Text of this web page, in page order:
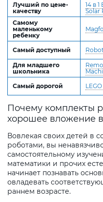
Лучший по цене-
качеству
14 в
Solar
Самому
маленькому
ребенку
Самый доступный
Для младшего
школьника
Самый дорогой
Почему комплекты
хорошее вложение
Вовлекая своих детей в
роботами, вы
самостоятельному
математики и прочих
начинает познавать
овладевать
раннем возрасте.